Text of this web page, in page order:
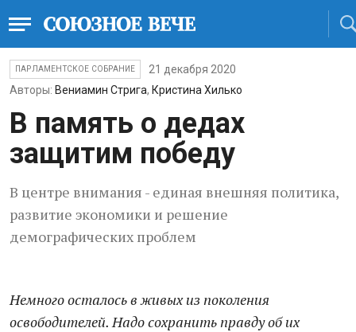
ПАРЛАМЕНТСКОЕ СОБРАНИЕ
21 декабря 2020
Авторы: Вениамин Стрига, Кристина Хилько
В память о дедах
защитим победу
В центре внимания - единая внешняя политика,
развитие экономики и решение
демографических проблем
Немного осталось в живых из поколения
освободителей. Надо сохранить правду об их